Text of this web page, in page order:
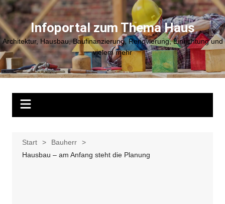
Zum
Inhalt
springenInfoportal zum Thema Haus
Architektur, Hausbau, Baufinanzierung, Renovierung, Einrichtung und
vielem mehr
Start
Bauherr
Hausbau – am Anfang steht die Planung